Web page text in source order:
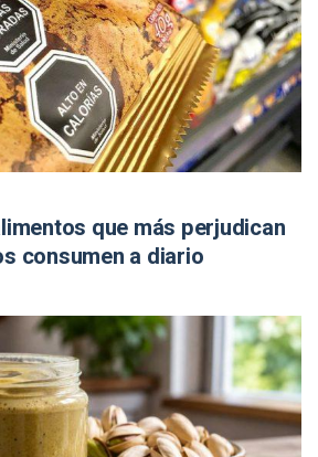
que más perjudican
consumen a diario